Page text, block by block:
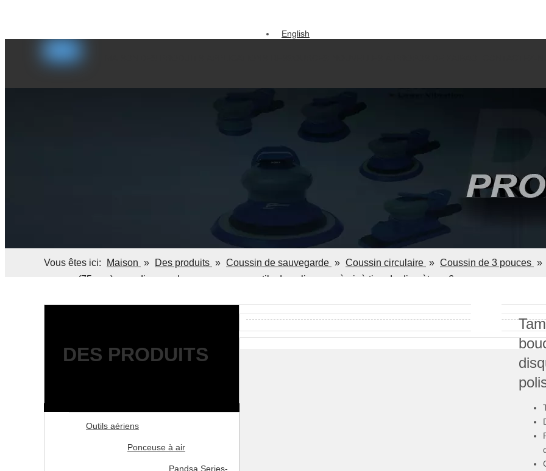
English
Italiano
Vous êtes ici: Maison » Des produits » Coussin de sauvegarde » Coussin circulaire » Coussin de 3 pouces »
pouces (75 mm) pour disques de ponçage avec outils de polisseuse à air à tige de diamètre m6
DES PRODUITS
Outils aériens
Ponceuse à air
Pandsa Series-